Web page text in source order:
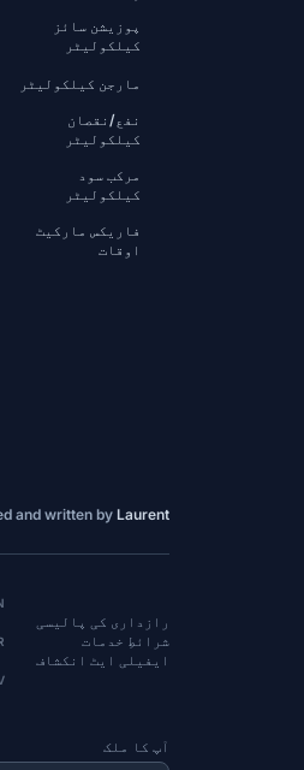
پوزیشن سائز
کیلکولیٹر
مارجن کیلکولیٹر
نفع/نقصان
کیلکولیٹر
مرکب سود
کیلکولیٹر
فاریکس مارکیٹ
اوقات
and written by Laurent
رازداری کی پالیسی
شرائطِ خدمات
ایفیلی ایٹ انکشاف
آپ کا ملک